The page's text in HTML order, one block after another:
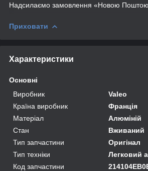
Надсилаємо замовлення «Новою
Приховати
Характеристики
Основні
Виробник
Valeo
Країна виробник
Франція
Матеріал
Алюміній
Стан
Вживаний
Тип запчастини
Оригінал
Тип техніки
Легковий
Код запчастини